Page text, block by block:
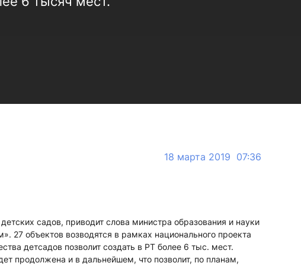
18 марта 2019 07:36
садов, приводит слова министра образования и науки
27 объектов возводятся в рамках национального проекта
детсадов позволит создать в РТ более 6 тыс. мест.
продолжена и в дальнейшем, что позволит, по планам,